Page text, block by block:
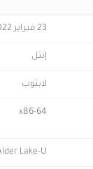
23 فبراير 2022
إنتل
لابتوب
x86-64
Alder Lake-U